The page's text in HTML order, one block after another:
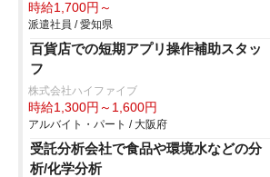
時給1,700円～
派遣社員 / 愛知県
百貨店での短期アプリ操作補助スタッ
フ
株式会社ハイファイブ
時給1,300円～1,600円
アルバイト・パート / 大阪府
受託分析会社で食品や環境水などの分
析/化学分析